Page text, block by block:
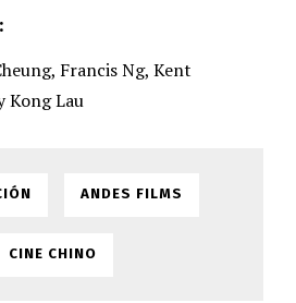
Francis Ng, Kent
Kong Lau
ANDES FILMS
CINE CHINO